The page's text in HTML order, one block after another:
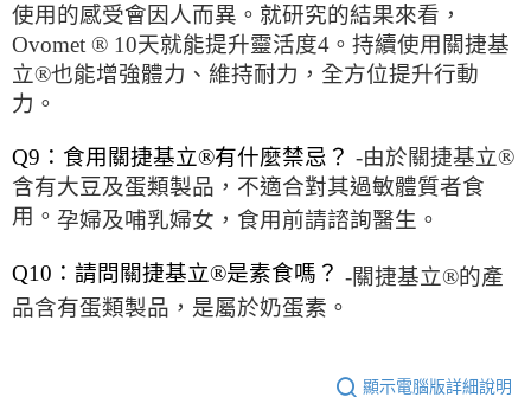
使用的感受會因人而異。就研究的結果來看，
Ovomet ® 10天就能提升靈活度4。持續使用關捷基
立®也能增強體力、維持耐力，全方位提升行動
力。
Q9：食用關捷基立®有什麼禁忌？ -由於關捷基立®
含有大豆及蛋類製品，不適合對其過敏體質者食
用。 孕婦及哺乳婦女，食用前請諮詢醫生。
Q10：請問關捷基立®是素食嗎？ -關捷基立®的產
品含有蛋類製品，是屬於奶蛋素。
顯示電腦版詳細說明